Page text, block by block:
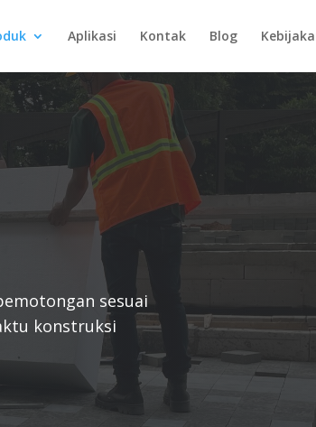
Aplikasi Kontak Blog
sesuai
konstruksi